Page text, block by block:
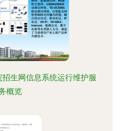
生网信息系统运行维护服
概览